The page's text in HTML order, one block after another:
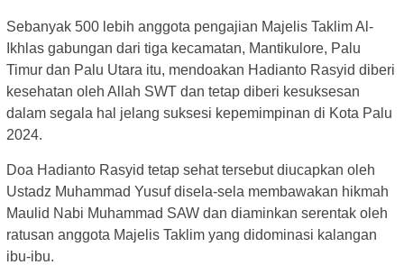
Sebanyak 500 lebih anggota pengajian Majelis Taklim Al-
Ikhlas gabungan dari tiga kecamatan, Mantikulore, Palu
Timur dan Palu Utara itu, mendoakan Hadianto Rasyid diberi
kesehatan oleh Allah SWT dan tetap diberi kesuksesan
dalam segala hal jelang suksesi kepemimpinan di Kota Palu
2024.
Doa Hadianto Rasyid tetap sehat tersebut diucapkan oleh
Ustadz Muhammad Yusuf disela-sela membawakan hikmah
Maulid Nabi Muhammad SAW dan diaminkan serentak oleh
ratusan anggota Majelis Taklim yang didominasi kalangan
ibu-ibu.